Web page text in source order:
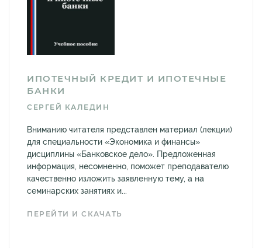
ИПОТЕЧНЫЙ КРЕДИТ И ИПОТЕЧНЫЕ
БАНКИ
СЕРГЕЙ КАЛЕДИН
Вниманию читателя представлен материал (лекции)
для специальности «Экономика и финансы»
дисциплины «Банковское дело». Предложенная
информация, несомненно, поможет преподавателю
качественно изложить заявленную тему, а на
семинарских занятиях и...
ПЕРЕЙТИ И СКАЧАТЬ